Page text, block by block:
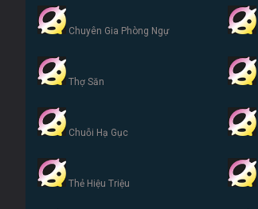
Chuyên Gia Phòng Ngự
Thợ Săn
Chuỗi Hạ Gục
Thẻ Hiệu Triệu